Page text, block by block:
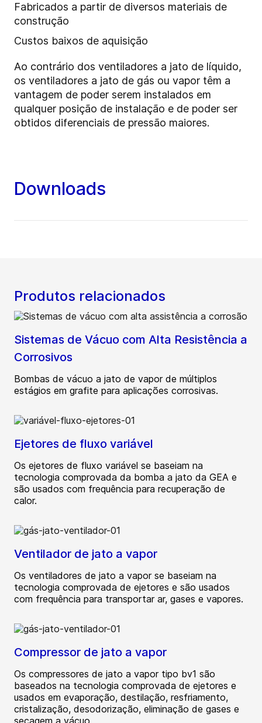
Fabricados a partir de diversos materiais de
construção
Custos baixos de aquisição
Ao contrário dos ventiladores a jato de líquido,
os ventiladores a jato de gás ou vapor têm a
vantagem de poder serem instalados em
qualquer posição de instalação e de poder ser
obtidos diferenciais de pressão maiores.
Downloads
Produtos relacionados
Sistemas de Vácuo com Alta Resistência a
Corrosivos
Bombas de vácuo a jato de vapor de múltiplos
estágios em grafite para aplicações corrosivas.
Ejetores de fluxo variável
Os ejetores de fluxo variável se baseiam na
tecnologia comprovada da bomba a jato da GEA e
são usados com frequência para recuperação de
calor.
Ventilador de jato a vapor
Os ventiladores de jato a vapor se baseiam na
tecnologia comprovada de ejetores e são usados
com frequência para transportar ar, gases e vapores.
Compressor de jato a vapor
Os compressores de jato a vapor tipo bv1 são
baseados na tecnologia comprovada de ejetores e
usados em evaporação, destilação, resfriamento,
cristalização, desodorização, eliminação de gases e